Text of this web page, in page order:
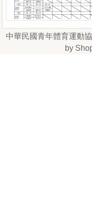
中華民國青年體育運動
by